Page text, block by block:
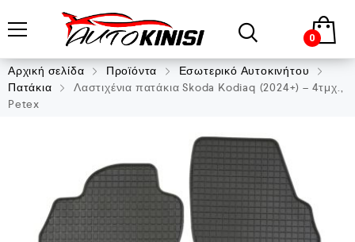
0
Αρχική σελίδα Προϊόντα
Εσωτερικό Αυτοκινήτου
Πατάκια
Λαστιχένια πατάκια Skoda Kodiaq (2024+) – 4τμχ.,
Petex